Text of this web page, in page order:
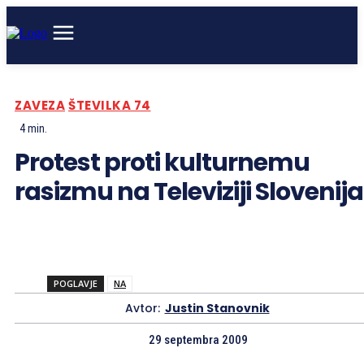
ZAVEZAŠTEVILKA 74
4min.
Protest proti kulturnemu
rasizmu na Televiziji Slovenija
POGLAVJE NA
Avtor: Justin Stanovnik
29 septembra 2009